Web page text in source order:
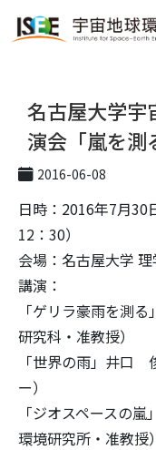
名古屋大学宇
演会「嵐を測
2016-06-08
日時：2016年7月30
12：30）
会場：名古屋大学
講演：
「ゲリラ豪雨を測
研究科・准教授）
「世界の雨」井口
ー）
「ジオスペースの
環境研究所・准教授）